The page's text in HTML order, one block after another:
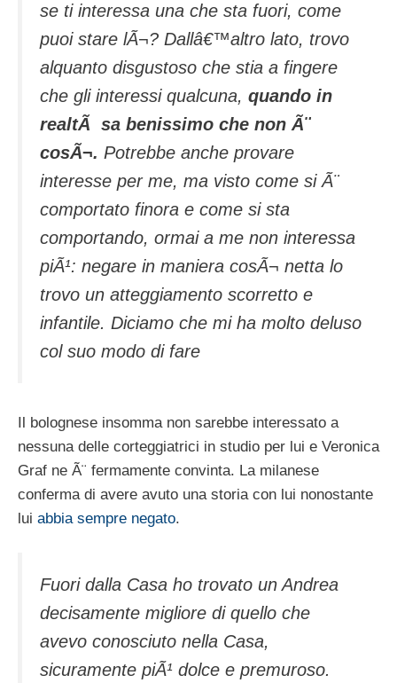
se ti interessa una che sta fuori, come
puoi stare lÃ¬? Dallâ€™altro lato, trovo
alquanto disgustoso che stia a fingere
che gli interessi qualcuna, quando in
realtÃ sa benissimo che non Ã¨
cosÃ¬. Potrebbe anche provare
interesse per me, ma visto come si Ã¨
comportato finora e come si sta
comportando, ormai a me non interessa
piÃ¹: negare in maniera cosÃ¬ netta lo
trovo un atteggiamento scorretto e
infantile. Diciamo che mi ha molto deluso
col suo modo di fare
Il bolognese insomma non sarebbe interessato a
nessuna delle corteggiatrici in studio per lui e Veronica
Graf ne Ã¨ fermamente convinta. La milanese
conferma di avere avuto una storia con lui nonostante
lui abbia sempre negato.
Fuori dalla Casa ho trovato un Andrea
decisamente migliore di quello che
avevo conosciuto nella Casa,
sicuramente piÃ¹ dolce e premuroso.